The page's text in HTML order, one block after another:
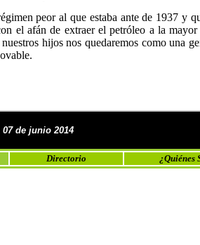
peor al que estaba ante de 1937 y
el afán de extraer el petróleo a la
hijos nos quedaremos como una
07 de junio2014
Directorio ¿Quiénes